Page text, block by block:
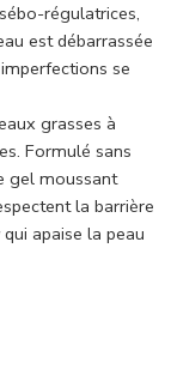
régulatrices,
est débarrassée
se
grasses à
Formulé sans
gel moussant
la barrière
apaise la peau